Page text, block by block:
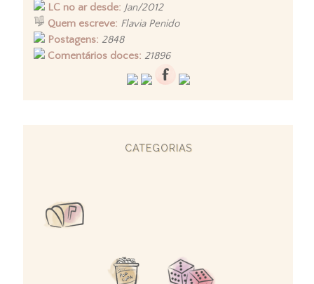
LC no ar desde: Jan/2012
Quem escreve: Flavia Penido
Postagens: 2848
Comentários doces: 21896
CATEGORIAS